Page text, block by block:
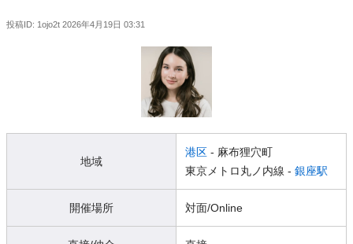
投稿ID: 1ojo2t 2026年4月19日 03:31
地域
港区 - 麻布狸穴町
東京メトロ丸ノ内線 - 銀座駅
開催場所 対面/Online